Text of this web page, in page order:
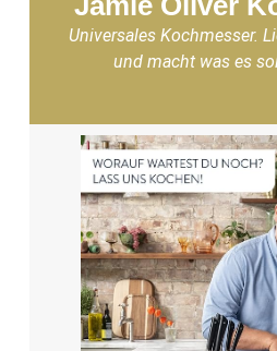
Universales Kochmesser.
und macht was es